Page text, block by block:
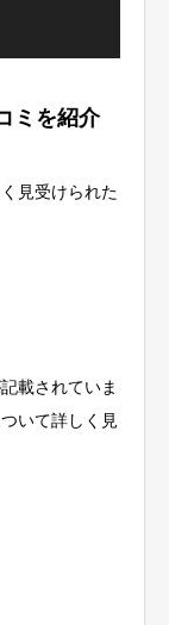
ミを紹介
見受けられた
載されていま
いて詳しく見